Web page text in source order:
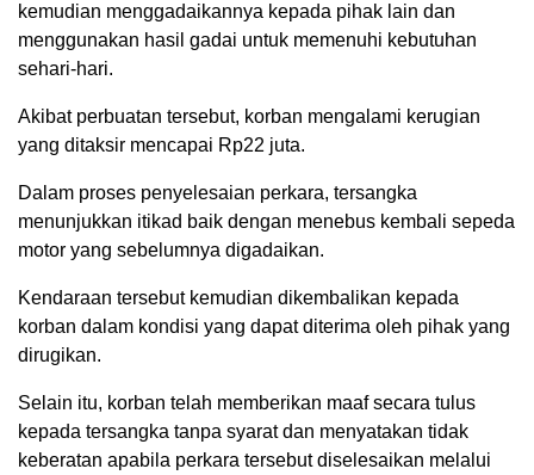
kemudian menggadaikannya kepada pihak lain dan
menggunakan hasil gadai untuk memenuhi kebutuhan
sehari-hari.
Akibat perbuatan tersebut, korban mengalami kerugian
yang ditaksir mencapai Rp22 juta.
Dalam proses penyelesaian perkara, tersangka
menunjukkan itikad baik dengan menebus kembali sepeda
motor yang sebelumnya digadaikan.
Kendaraan tersebut kemudian dikembalikan kepada
korban dalam kondisi yang dapat diterima oleh pihak yang
dirugikan.
Selain itu, korban telah memberikan maaf secara tulus
kepada tersangka tanpa syarat dan menyatakan tidak
keberatan apabila perkara tersebut diselesaikan melalui